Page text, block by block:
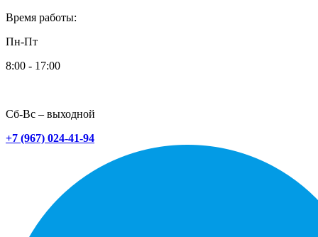
Время работы:
Пн-Пт
8:00 - 17:00
Сб-Вс – выходной
+7 (967) 024-41-94